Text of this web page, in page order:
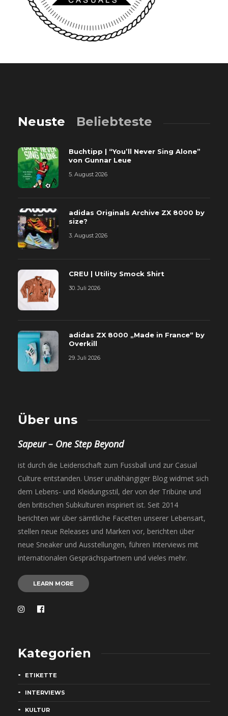
Neuste Beliebteste
Buchtipp | “You’ll Never Sing Alone”
von Gunnar Leue
5. August 2026
adidas Originals Archive ZX 8000 by
size?
3. August 2026
CREU | Utility Smock Shirt
30. Juli 2026
adidas ZX 8000 „Made in France“ by
Overkill
29. Juli 2026
Über uns
Sapeur – One Step Beyond
ist durch die Leidenschaft zum Fussball und zur Casual
Culture entstanden. Unser unabhängiger Blog widmet sich
dem Lebens- und Kleidungsstil, der von der Tribüne und
den britischen Subkulturen inspiriert ist. Seit 2014
berichten wir über sämtliche Facetten unserer Lebensart,
stellen neue Releases und Marken vor, berichten über
neue Sneaker und Ausstellungen, führen Interviews mit
internationalen Gesprächspartnern und vieles mehr.
LEARN MORE
Kategorien
ETIKETTE
INTERVIEWS
KULTUR